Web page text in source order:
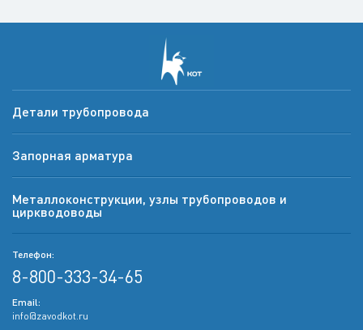
Детали трубопровода
Запорная арматура
Металлоконструкции, узлы трубопроводов и
циркводоводы
Телефон:
8-800-333-34-65
Email:
info@zavodkot.ru